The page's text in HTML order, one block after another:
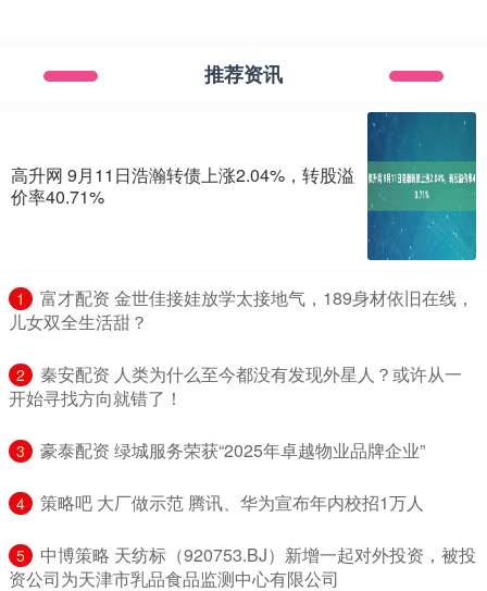
推荐资讯
高升网 9月11日浩瀚转债上涨2.04%，转股溢
价率40.71%
1
​富才配资 金世佳接娃放学太接地气，189身材依旧在线，
儿女双全生活甜？
2
​秦安配资 人类为什么至今都没有发现外星人？或许从一
开始寻找方向就错了！
3 ​豪泰配资 绿城服务荣获“2025年卓越物业品牌企业”
4 ​策略吧 大厂做示范 腾讯、华为宣布年内校招1万人
5
​中博策略 天纺标（920753.BJ）新增一起对外投资，被投
资公司为天津市乳品食品监测中心有限公司